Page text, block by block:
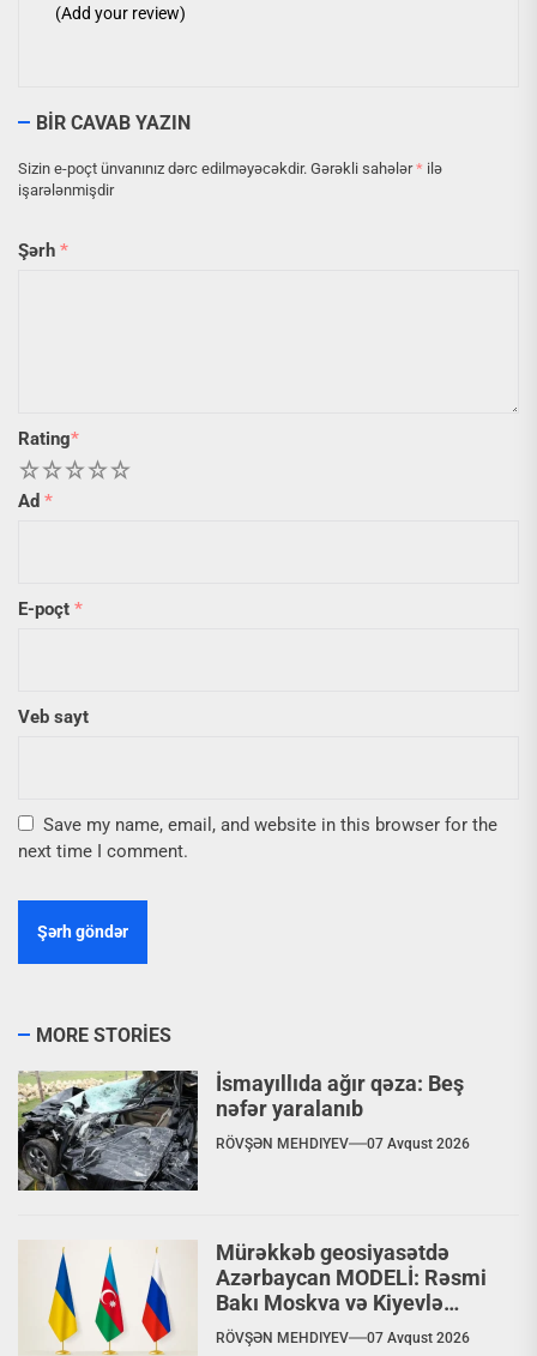
(Add your review)
BIR CAVAB YAZIN
Sizin e-poçt ünvanınız dərc edilməyəcəkdir. Gərəkli sahələr* ilə
işarələnmişdir
Şərh *
Rating*
5
4
3
2
Ad *
E-poçt *
Veb sayt
Save my name, email, and website in this browser for the
next time I comment.
MORE STORIES
İsmayıllıda ağır qəza: Beş
nəfər yaralanıb
RÖVŞƏN MEHDIYEV 07 Avqust 2026
Mürəkkəb geosiyasətdə
Azərbaycan MODELİ: Rəsmi
Bakı Moskva və Kiyevlə
paralel dialoq aparır
RÖVŞƏN MEHDIYEV 07 Avqust 2026